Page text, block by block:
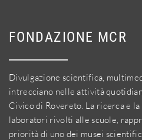
FONDAZIONE MCR
Divulgazione scientifica,
intrecciano nelle attività
Civico di Rovereto. La ricerca e
laboratori rivolti alle scuole,
priorità di uno dei musei